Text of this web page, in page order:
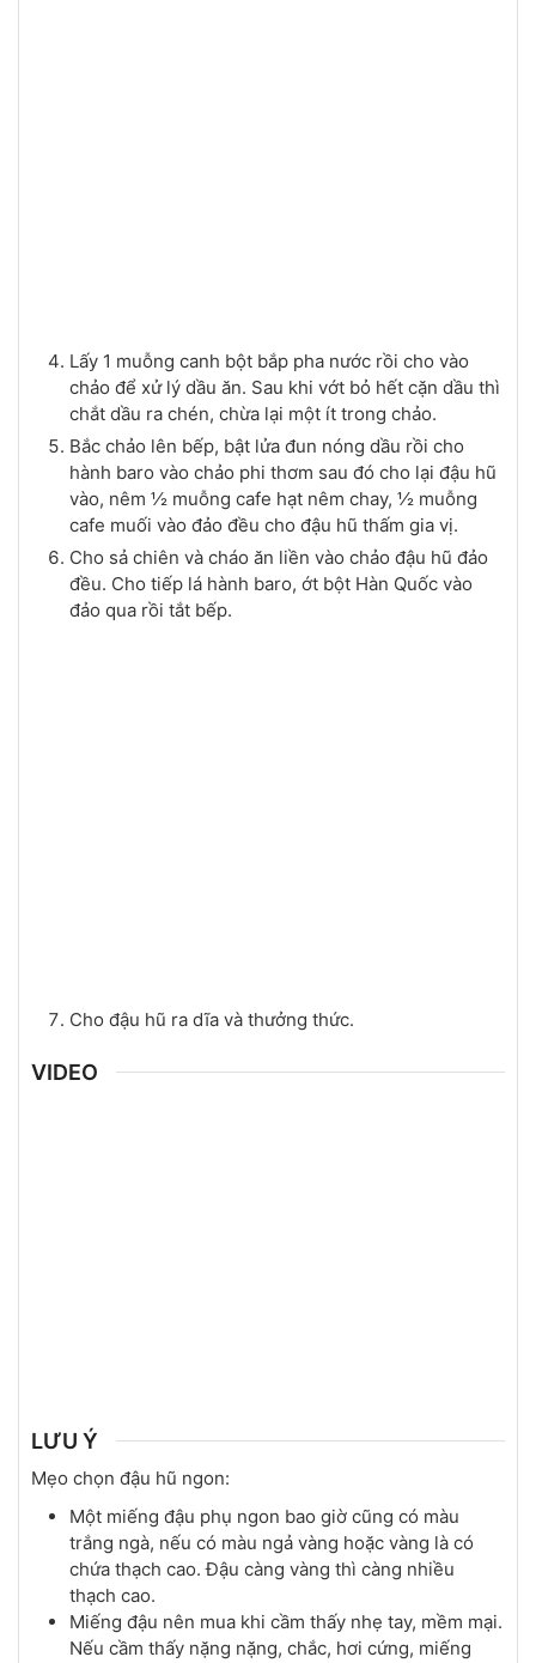
Lấy 1 muỗng canh bột bắp pha nước rồi cho vào
chảo để xử lý dầu ăn. Sau khi vớt bỏ hết cặn dầu thì
chắt dầu ra chén, chừa lại một ít trong chảo.
Bắc chảo lên bếp, bật lửa đun nóng dầu rồi cho
hành baro vào chảo phi thơm sau đó cho lại đậu hũ
vào, nêm ½ muỗng cafe hạt nêm chay, ½ muỗng
cafe muối vào đảo đều cho đậu hũ thấm gia vị.
Cho sả chiên và cháo ăn liền vào chảo đậu hũ đảo
đều. Cho tiếp lá hành baro, ớt bột Hàn Quốc vào
đảo qua rồi tắt bếp.
Cho đậu hũ ra dĩa và thưởng thức.
VIDEO
LƯU Ý
Mẹo chọn đậu hũ ngon:
Một miếng đậu phụ ngon bao giờ cũng có màu
trắng ngà, nếu có màu ngả vàng hoặc vàng là có
chứa thạch cao. Đậu càng vàng thì càng nhiều
thạch cao.
Miếng đậu nên mua khi cầm thấy nhẹ tay, mềm mại.
Nếu cầm thấy nặng nặng, chắc, hơi cứng, miếng